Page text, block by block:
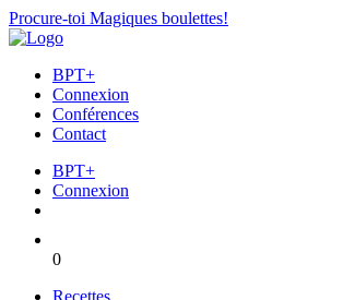
Procure-toi Magiques boulettes!
BPT+
Connexion
Conférences
Contact
BPT+
Connexion
0
Recettes